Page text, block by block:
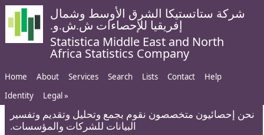
شركة ستاتستيكا الشرق الأوسط وشمال
إفريقيا للإحصاءات ش.ش.و.
Statistica Middle East and North
Africa Statistics Company
Home About Services Search Lists Contact
Help
Identity
Legal »
نحن إحصائيون متخصصون نقوم بجمع وتحليل وتقديم وتفسير
البيانات للشركات والمؤسسات.